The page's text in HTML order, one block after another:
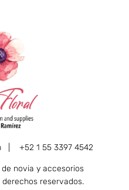
| +52 1 55 3397 4542
de novia y accesorios
reservados.